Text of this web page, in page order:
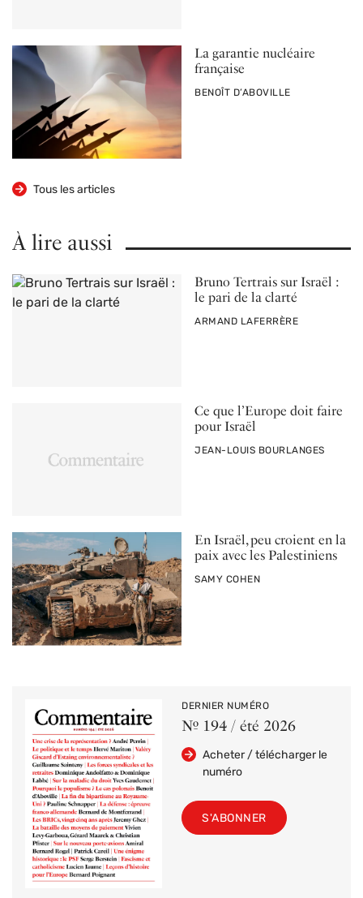
La garantie nucléaire
française
PAR
BENOÎT D’ABOVILLE
Tous les articles
À lire aussi
Bruno Tertrais sur Israël :
le pari de la clarté
PAR
ARMAND LAFERRÈRE
Ce que l’Europe doit faire
pour Israël
PAR
JEAN-LOUIS BOURLANGES
En Israël, peu croient en la
paix avec les Palestiniens
PAR
SAMY COHEN
DERNIER NUMÉRO
Nº 194 / été 2026
Acheter / télécharger le
numéro
S'ABONNER